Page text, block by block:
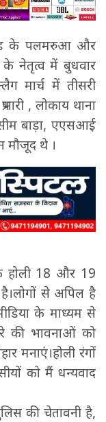
के पलमरुआ और
नेतृत्व में बुधवार
मार्च में तीसरी
, लोकाय थाना
बाड़ा, एएसआई
मौजूद थे ।
होली 18 और 19
से अपिल है
के माध्यम से
की भावनाओं को
मनाएं।होली रंगों
को मैं धन्यवाद
की चेतावनी है,